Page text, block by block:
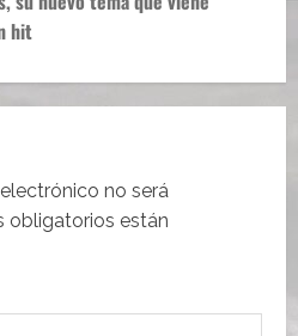
hit
no será
obligatorios están